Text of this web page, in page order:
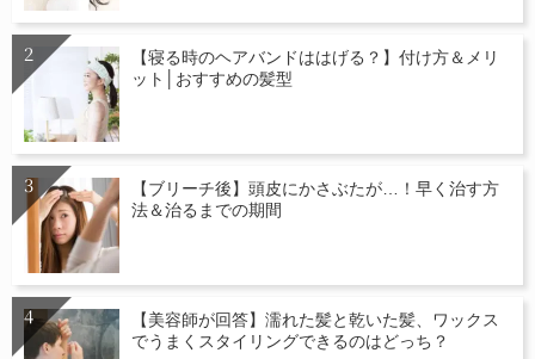
【寝る時のヘアバンドははげる？】付け方＆メリ
ット│おすすめの髪型
【ブリーチ後】頭皮にかさぶたが…！早く治す方
法＆治るまでの期間
【美容師が回答】濡れた髪と乾いた髪、ワックス
でうまくスタイリングできるのはどっち？